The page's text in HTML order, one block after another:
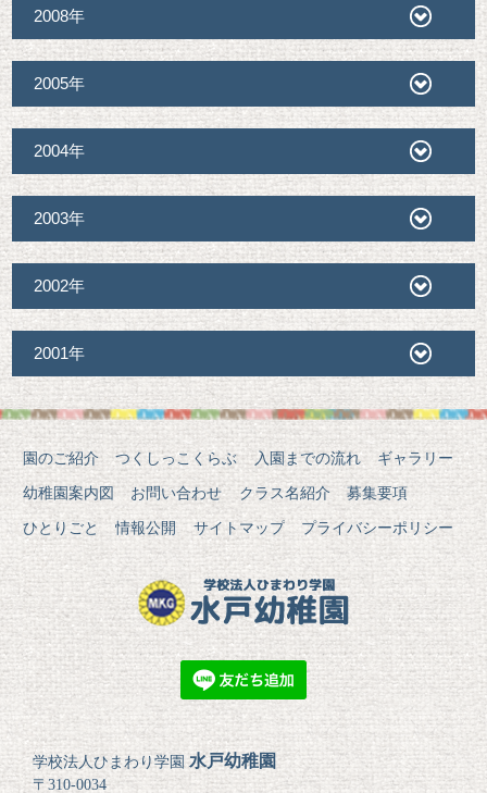
2008年
2005年
2004年
2003年
2002年
2001年
園のご紹介 つくしっこくらぶ 入園までの流れ
ギャラリー
幼稚園案内図
お問い合わせ クラス名紹介
募集要項
ひとりごと
情報公開 サイトマップ プライバシーポリシー
学校法人ひまわり学園水戸幼稚園
〒310-0034